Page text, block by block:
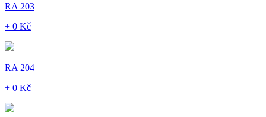
RA 203
+ 0 Kč
RA 204
+ 0 Kč